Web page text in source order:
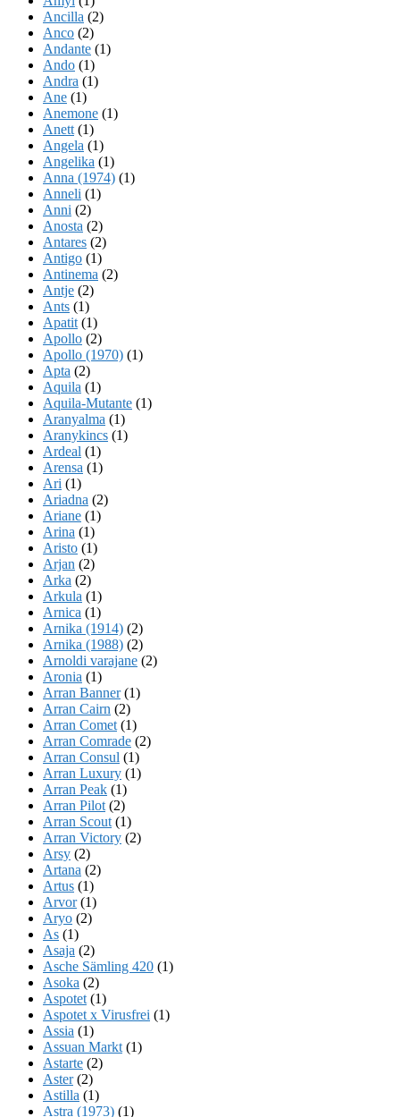
Ancilla (2)
Anco (2)
Andante (1)
Ando (1)
Andra (1)
Ane (1)
Anemone (1)
Anett (1)
Angela (1)
Angelika (1)
Anna (1974) (1)
Anneli (1)
Anni (2)
Anosta (2)
Antares (2)
Antigo (1)
Antinema (2)
Antje (2)
Ants (1)
Apatit (1)
Apollo (2)
Apollo (1970) (1)
Apta (2)
Aquila (1)
Aquila-Mutante (1)
Aranyalma (1)
Aranykincs (1)
Ardeal (1)
Arensa (1)
Ari (1)
Ariadna (2)
Ariane (1)
Arina (1)
Aristo (1)
Arjan (2)
Arka (2)
Arkula (1)
Arnica (1)
Arnika (1914) (2)
Arnika (1988) (2)
Arnoldi varajane (2)
Aronia (1)
Arran Banner(1)
Arran Cairn (2)
Arran Comet (1)
Arran Comrade (2)
Arran Consul (1)
Arran Luxury (1)
Arran Peak (1)
Arran Pilot (2)
Arran Scout (1)
Arran Victory (2)
Arsy (2)
Artana (2)
Artus (1)
Arvor(1)
Aryo (2)
As (1)
Asaja (2)
Asche Sämling 420 (1)
Asoka (2)
Aspotet (1)
Aspotet x Virusfrei (1)
Assia (1)
Assuan Markt (1)
Astarte (2)
Aster(2)
Astilla (1)
Astra (1973) (1)